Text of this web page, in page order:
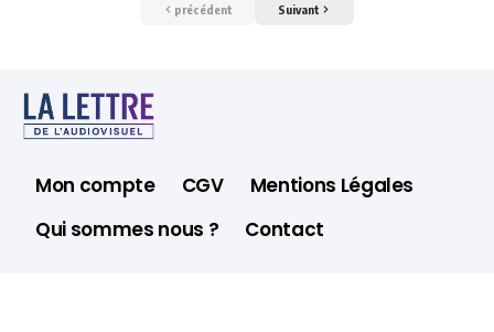
précédent Suivant
Mon compte CGV
Mentions Légales
Qui sommes nous ?
Contact